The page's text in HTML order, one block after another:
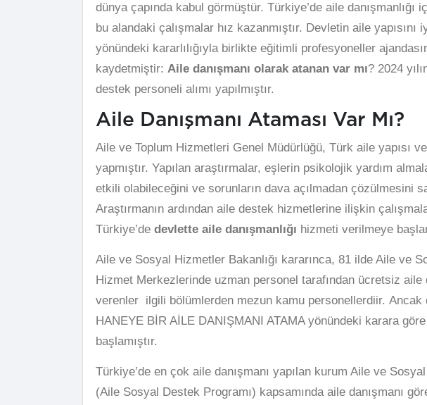
dünya çapında kabul görmüştür. Türkiye’de aile danışmanlığı
bu alandaki çalışmalar hız kazanmıştır. Devletin aile
yönündeki kararlılığıyla birlikte eğitimli profesyoneller
kaydetmiştir: Aile danışmanı olarak atanan var mı? 2024
destek personeli alımı yapılmıştır.
Aile Danışmanı Ataması Var Mı?
Aile ve Toplum Hizmetleri Genel Müdürlüğü, Türk aile yapısı
yapmıştır. Yapılan araştırmalar, eşlerin psikolojik yardım
etkili olabileceğini ve sorunların dava açılmadan çözülmesini
Araştırmanın ardından aile destek hizmetlerine ilişkin
Türkiye’de devlette aile danışmanlığı hizmeti verilmeye
Aile ve Sosyal Hizmetler Bakanlığı kararınca, 81 ilde Aile ve
Hizmet Merkezlerinde uzman personel tarafından ücretsiz
verenler ilgili bölümlerden mezun kamu personellerdiir. Ancak
HANEYE BİR AİLE DANIŞMANI ATAMA yönündeki karara
başlamıştır.
Türkiye’de en çok aile danışmanı yapılan kurum Aile ve
(Aile Sosyal Destek Programı) kapsamında aile danışmanı